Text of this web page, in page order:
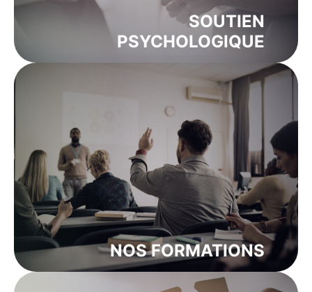
SOUTIEN
PSYCHOLOGIQUE
NOS FORMATIONS